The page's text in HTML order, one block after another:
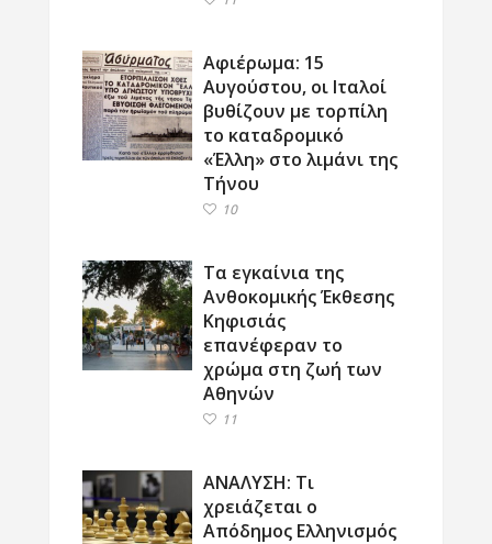
Αφιέρωμα: 15
Αυγούστου, οι Ιταλοί
βυθίζουν με τορπίλη
το καταδρομικό
«Έλλη» στο λιμάνι της
Τήνου
10
Τα εγκαίνια της
Ανθοκομικής Έκθεσης
Κηφισιάς
επανέφεραν το
χρώμα στη ζωή των
Αθηνών
11
ΑΝΑΛΥΣΗ: Τι
χρειάζεται ο
Απόδημος Ελληνισμός